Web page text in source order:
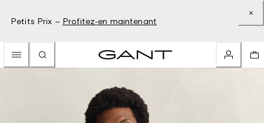
Petits Prix – Profitez-en maintenant